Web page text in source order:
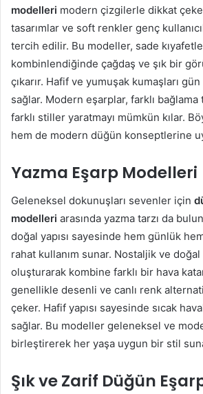
modelleri modern çizgilerle dikkat
tasarımlar ve soft renkler genç
tercih edilir. Bu modeller, sade
kombinlendiğinde çağdaş ve şık bir
çıkarır. Hafif ve yumuşak kumaşları
sağlar. Modern eşarplar, farklı
farklı stiller yaratmayı mümkün kılar.
hem de modern düğün konseptlerine
Yazma Eşarp Modelleri
Geleneksel dokunuşları sevenler için
modelleri arasında yazma tarzı da
doğal yapısı sayesinde hem günlük
rahat kullanım sunar. Nostaljik ve
oluşturarak kombine farklı bir hava
genellikle desenli ve canlı renk
çeker. Hafif yapısı sayesinde sıcak
sağlar. Bu modeller geleneksel ve
birleştirerek her yaşa uygun bir stil
Şık ve Zarif Düğün